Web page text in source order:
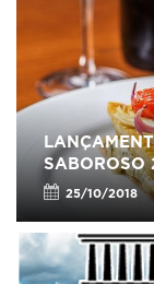
SABOROSO
25/10/2018